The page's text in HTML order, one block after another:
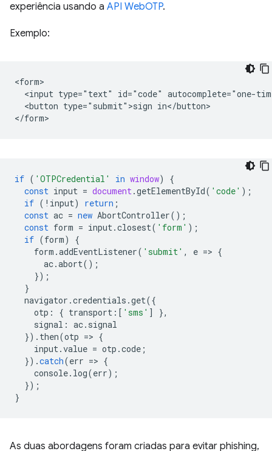
experiência usando a API WebOTP.
Exemplo:
<form>
<input type="text" id="code" autocomplete="one-
  <button type="submit">sign in</button>
if ( 'OTPCredential' in window)
{
const input = document.getElementById( 'code' );
if ( ! input) return ;
const ac = new AbortController();
const form = input.closest( 'form' );
if (form)
{
form .addEventListener( 'submit' , e => {
ac.abort();
});
}
navigator .credentials .get({
otp : { transport : [ 'sms' ]
},
signal : ac. signal
}). then(otp => {
input.value = otp .code ;
}).catch(err => {
console. log(err);
});
}
As duas abordagens foram criadas para evitar phishing,